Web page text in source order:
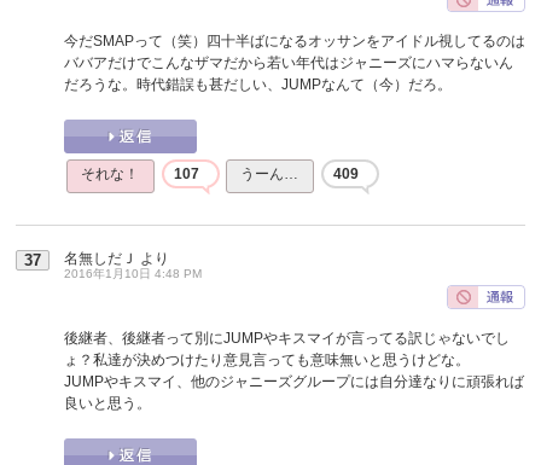
今だSMAPって（笑）四十半ばになるオッサンをアイドル視してるのは
ババアだけでこんなザマだから若い年代はジャニーズにハマらないん
だろうな。時代錯誤も甚だしい、JUMPなんて（今）だろ。
それな！ 107 うーん… 409
37 名無しだＪ より
2016年1月10日 4:48 PM
後継者、後継者って別にJUMPやキスマイが言ってる訳じゃないでし
ょ？私達が決めつけたり意見言っても意味無いと思うけどな。
JUMPやキスマイ、他のジャニーズグループには自分達なりに頑張れば
良いと思う。